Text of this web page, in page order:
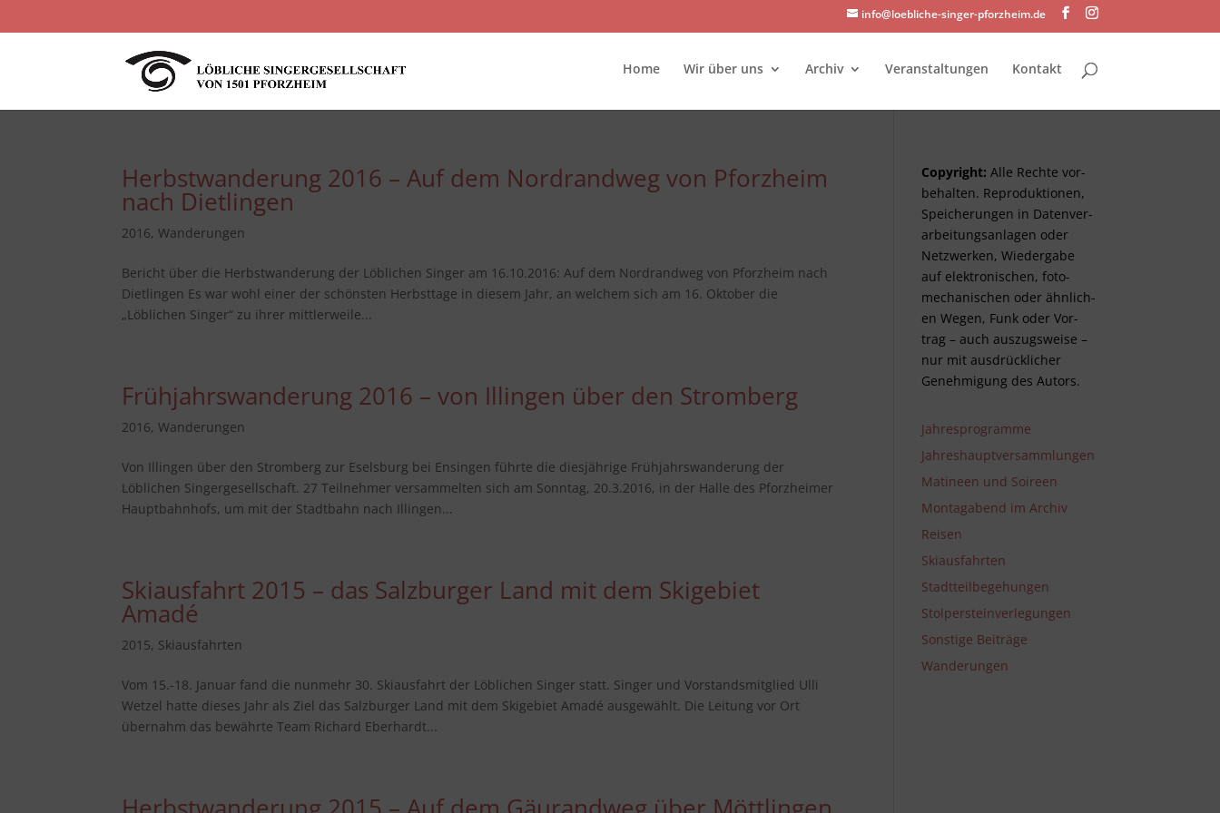
info@loebliche-singer-pforzheim.de
Home Wir über uns Archiv Veranstaltungen Kontakt
Herbstwanderung 2016 – Auf dem Nordrandweg von Pforzheim
nach Dietlingen
2016,Wanderungen
Bericht über die Herbstwanderung der Löblichen Singer am 16.10.2016: Auf dem Nordrandweg von Pforzheim nach
Dietlingen Es war wohl einer der schönsten Herbsttage in diesem Jahr, an welchem sich am 16. Oktober die
„Löblichen Singer“ zu ihrer mittlerweile...
Frühjahrswanderung 2016 – von Illingen über den Stromberg
2016,Wanderungen
Von Illingen über den Stromberg zur Eselsburg bei Ensingen führte die diesjährige Frühjahrswanderung der
Löblichen Singergesellschaft. 27 Teilnehmer versammelten sich am Sonntag, 20.3.2016, in der Halle des Pforzheimer
Hauptbahnhofs, um mit der Stadtbahn nach Illingen...
Skiausfahrt 2015 – das Salzburger Land mit dem Skigebiet
Amadé
2015, Skiausfahrten
Vom 15.-18. Januar fand die nunmehr 30. Skiausfahrt der Löblichen Singer statt. Singer und Vorstandsmitglied Ulli
Wetzel hatte dieses Jahr als Ziel das Salzburger Land mit dem Skigebiet Amadé ausgewählt. Die Leitung vor Ort
übernahm das bewährte Team Richard Eberhardt...
Copyright: Alle Rechte vor­
be­halt­en. Re­pro­duktionen,
Spei­cher­ungen in Daten­ver­
arbeitungs­anlag­en oder
Netz­werken, Wieder­gabe
auf elektro­nisch­en, foto­
mech­anisch­en oder ähnlich­
en Wegen, Funk oder Vor­
trag – auch aus­zugs­weise –
nur mit aus­drück­lich­er
Genehm­ig­ung des Autors.
Jahresprogramme
Jahreshauptversammlungen
Matineen und Soireen
Montagabend im Archiv
Reisen
Skiausfahrten
Stadtteilbegehungen
Stolpersteinverlegungen
Sonstige Beiträge
Wanderungen